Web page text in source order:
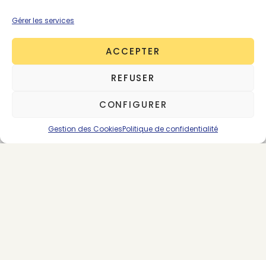
Gérer les services
ACCEPTER
REFUSER
CONFIGURER
Gestion des CookiesPolitique de confidentialité
Accédez à tous nos articles et
Décryptez les enjeux systémiques
et découvrez les solutions clés
pour le secteur
Tarifs préférentiels sur nos